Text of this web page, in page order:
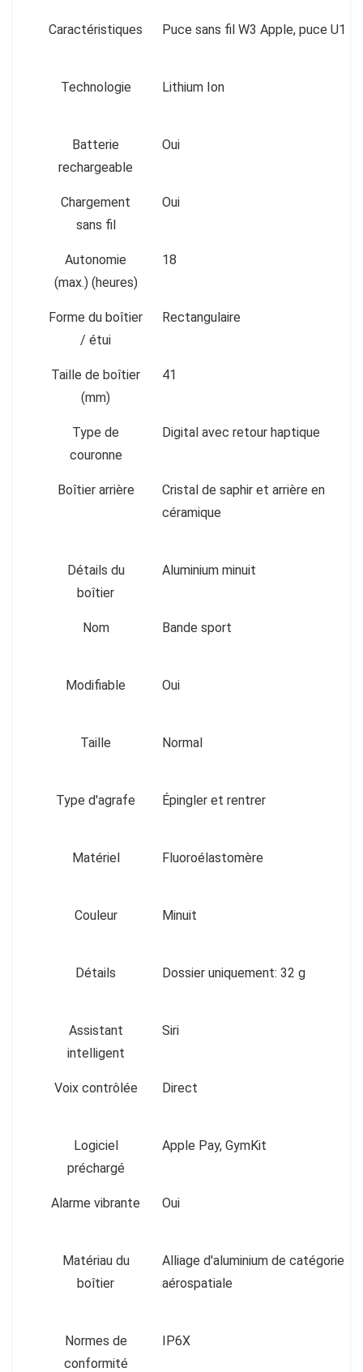
Caractéristiques Puce sans fil W3 Apple, puce U1
Technologie Lithium Ion
Batterie
rechargeable
Oui
Chargement
sans fil
Oui
Autonomie
(max.) (heures)
18
Forme du boîtier
/ étui
Rectangulaire
Taille de boîtier
(mm)
41
Type de
couronne
Digital avec retour haptique
Boîtier arrière
Cristal de saphir et arrière en
céramique
Détails du
boîtier
Aluminium minuit
Nom Bande sport
Modifiable Oui
Taille Normal
Type d'agrafe Épingler et rentrer
Matériel Fluoroélastomère
Couleur Minuit
Détails Dossier uniquement: 32 g
Assistant
intelligent
Siri
Voix contrôlée Direct
Logiciel
préchargé
Apple Pay, GymKit
Alarme vibrante Oui
Matériau du
boîtier
Alliage d'aluminium de catégorie
aérospatiale
Normes de
conformité
IP6X